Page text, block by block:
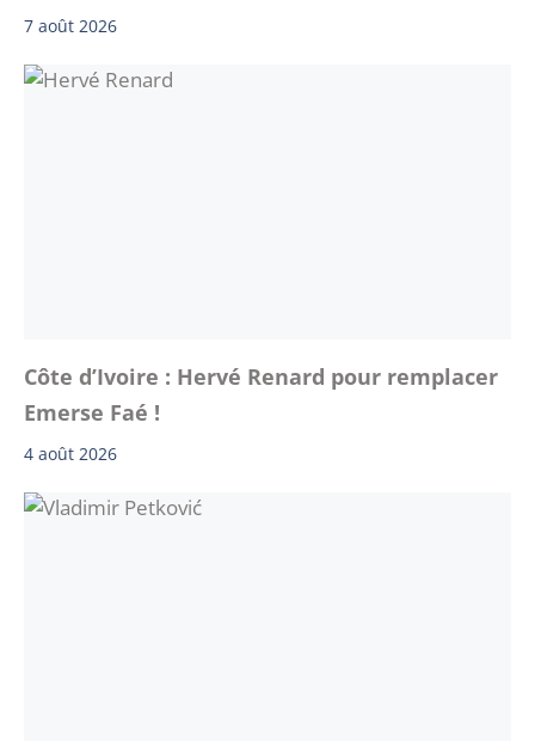
7 août 2026
Côte d’Ivoire : Hervé Renard pour remplacer
Emerse Faé !
4 août 2026